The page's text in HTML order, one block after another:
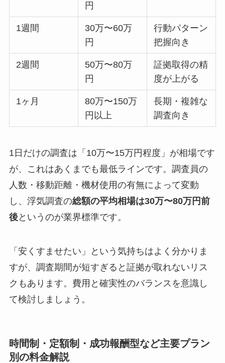
円
1週間
30万〜60万
円
行動パターン
把握向き
2週間
50万〜80万
円
証拠取得の精
度が上がる
1ヶ月
80万〜150万
円以上
長期・複雑な
調査向き
1日だけの調査は「10万〜15万円程度」が相場です
が、これはあくまでも最低ラインです。調査員の
人数・移動距離・機材使用の有無によって変動
し、浮気調査の総額の平均相場は30万〜80万円前
後というのが業界標準です。
「安くすませたい」という気持ちはよく分かりま
すが、調査期間が短すぎると証拠が取れないリス
クもあります。費用と確実性のバランスを意識し
て検討しましょう。
時間制・定額制・成功報酬型など主要プラン
別の料金解説